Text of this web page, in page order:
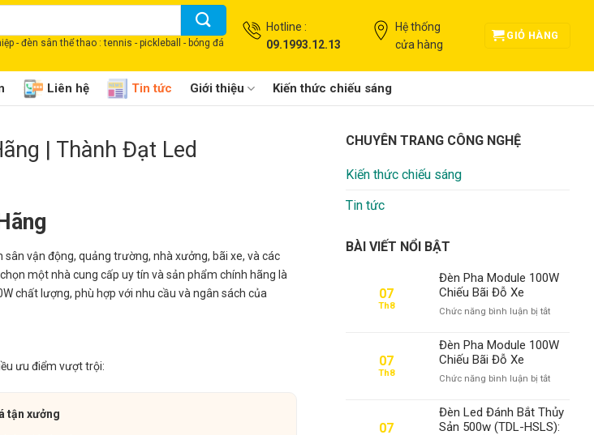
- đèn sân thể thao : tennis - pickleball - bóng đá
Hotline :
09.1993.12.13
Hệ thống
cửa hàng
GIỎ HÀNG
Liên hệ Tin tức Giới thiệu Kiến thức chiếu sáng
| Thành Đạt Led
vận động, quảng trường, nhà xưởng, bãi xe, và các
một nhà cung cấp uy tín và sản phẩm chính hãng là
chất lượng, phù hợp với nhu cầu và ngân sách của
ưu điểm vượt trội:
tận xưởng
CHUYÊN TRANG CÔNG NGHỆ
Kiến thức chiếu sáng
Tin tức
BÀI VIẾT NỔI BẬT
07
Th8
Đèn Pha Module 100W
Chiếu Bãi Đỗ Xe
Chức năng bình luận bị tắtở
Pha
Module
Chiếu
Đỗ
Xe
07
Th8
Đèn Pha Module 100W
Chiếu Bãi Đỗ Xe
Chức năng bình luận bị tắtở
Pha
Module
07
Đèn Led Đánh Bắt Thủy
Sản 500w (TDL-HSLS):